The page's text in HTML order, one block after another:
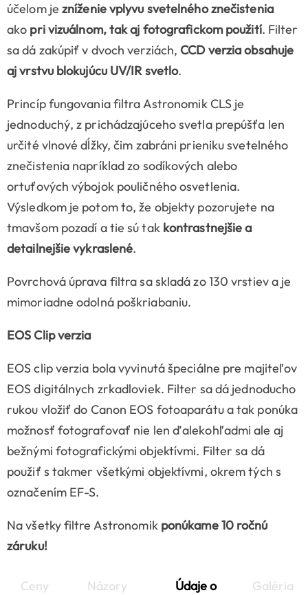
účelom je zníženie vplyvu svetelného znečistenia
ako pri vizuálnom, tak aj fotografickom použití. Filter
sa dá zakúpiť v dvoch verziách,CCD verzia obsahuje
aj vrstvu blokujúcu UV/IR svetlo.
Princíp fungovania filtra Astronomik CLS je
jednoduchý, z prichádzajúceho svetla prepúšťa len
určité vlnové dĺžky, čim zabráni prieniku svetelného
znečistenia napríklad zo sodíkových alebo
ortuťových výbojok pouličného osvetlenia.
Výsledkom je potom to, že objekty pozorujete na
tmavšom pozadí a tie sú tak kontrastnejšie a
detailnejšie vykraslené.
Povrchová úprava filtra sa skladá zo 130 vrstiev a je
mimoriadne odolná poškriabaniu.
EOS Clip verzia
EOS clip verzia bola vyvinutá špeciálne pre majiteľov
EOS digitálnych zrkadloviek. Filter sa dá jednoducho
rukou vložiť do Canon EOS fotoaparátu a tak ponúka
možnosť fotografovať nie len ďalekohľadmi ale aj
bežnými fotografickými objektívmi. Filter sa dá
použiť s takmer všetkými objektívmi, okrem tých s
označením EF-S.
Na všetky filtre Astronomik ponúkame 10 ročnú
záruku!
Ceny
Názory
Údaje o
Galéria